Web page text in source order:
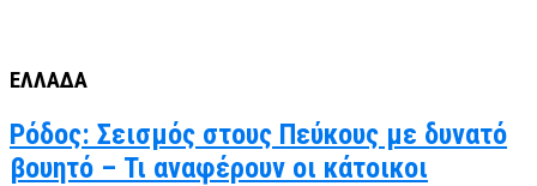
ΕΛΛΑΔΑ
Ρόδος: Σεισμός στους Πεύκους με δυνατό
βουητό – Τι αναφέρουν οι κάτοικοι